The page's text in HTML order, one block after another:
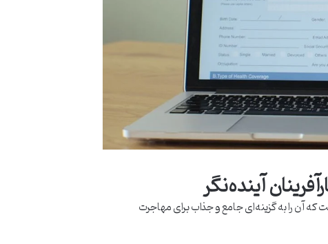
آینده‌نگر
که آن را به گزینه‌ای جامع و جذاب برای مهاجرت